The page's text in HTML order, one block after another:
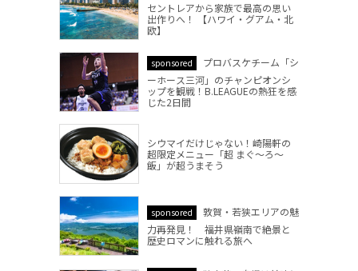
セントレアから家族で最高の思い
出作りへ！ 【ハワイ・グアム・北
欧】
sponsored
プロバスケチーム「シ
ーホース三河」のチャンピオンシ
ップを観戦！B.LEAGUEの熱狂を感
じた2日間
シウマイだけじゃない！崎陽軒の
超限定メニュー「超 まぐ～ろ～
飯」が超うまそう
sponsored
敦賀・若狭エリアの魅
力再発見！ 福井県嶺南で絶景と
歴史ロマンに触れる旅へ